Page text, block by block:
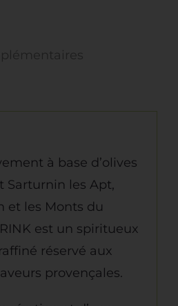
à base d’olives
Sarturnin les Apt,
et les Monts du
est un spiritueux
réservé aux
provençales.